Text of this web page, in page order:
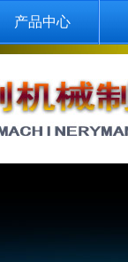
产品中心